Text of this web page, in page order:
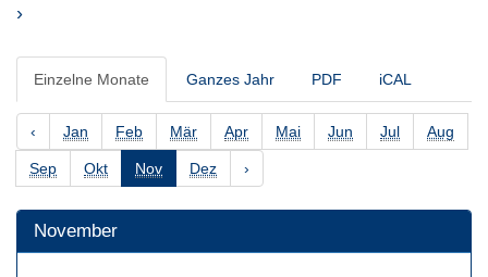
›
Einzelne Monate Ganzes Jahr PDF iCAL
‹ Jan Feb Mär Apr Mai Jun Jul Aug
Sep Okt Nov Dez ›
November